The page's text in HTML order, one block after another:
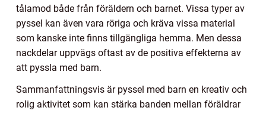
tålamod både från föräldern och barnet. Vissa typer av
pyssel kan även vara röriga och kräva vissa material
som kanske inte finns tillgängliga hemma. Men dessa
nackdelar uppvägs oftast av de positiva effekterna av
att pyssla med barn.
Sammanfattningsvis är pyssel med barn en kreativ och
rolig aktivitet som kan stärka banden mellan föräldrar